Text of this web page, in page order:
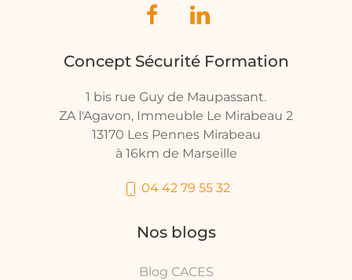
Concept Sécurité Formation
1 bis rue Guy de Maupassant.
ZA l'Agavon, Immeuble Le Mirabeau 2
13170 Les Pennes Mirabeau
à 16km de Marseille
04 42 79 55 32
Nos blogs
Blog CACES